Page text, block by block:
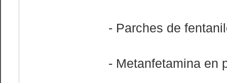
- Parches de
- Metanfetamina en